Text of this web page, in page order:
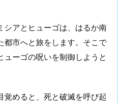
シアとヒューゴは、はるか南
都市へと旅をします。そこで
ーゴの呪いを制御しようと
覚めると、死と破滅を呼び起